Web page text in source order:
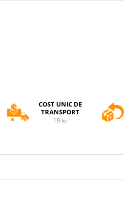
COST UNIC DE
TRANSPORT
19 lei